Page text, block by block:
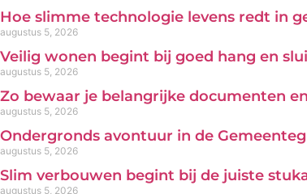
Hoe slimme technologie levens redt in
augustus 5, 2026
Veilig wonen begint bij goed hang en
augustus 5, 2026
Zo bewaar je belangrijke documenten
augustus 5, 2026
Ondergronds avontuur in de
augustus 5, 2026
Slim verbouwen begint bij de juiste
augustus 5, 2026